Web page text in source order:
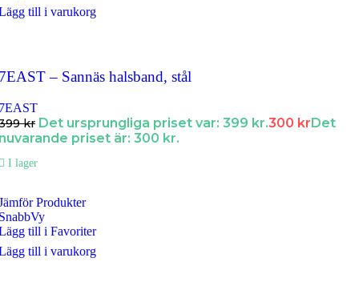
till i varukorg
– Sannäs halsband, stål
kr Det ursprungliga priset var: 399 kr.300 krDet
priset är: 300 kr.
I lager
Produkter
till i Favoriter
till i varukorg